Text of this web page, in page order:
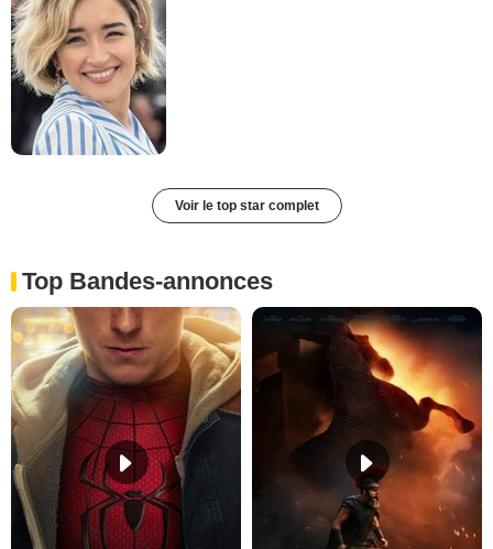
Voir le top star complet
Top Bandes-annonces